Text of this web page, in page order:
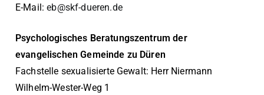
E-Mail:eb@skf-dueren.de
Psychologisches Beratungszentrum der
evangelischen Gemeinde zu Düren
Fachstelle sexualisierte Gewalt: Herr Niermann
Wilhelm-Wester-Weg 1